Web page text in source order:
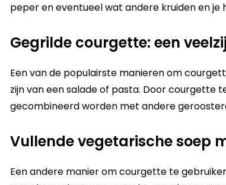
peper en eventueel wat andere kruiden en je
Gegrilde courgette: een
Een van de populairste manieren om
zijn van een salade of pasta. Door courgette
gecombineerd worden met andere
Vullende vegetarische soep
Een andere manier om courgette te